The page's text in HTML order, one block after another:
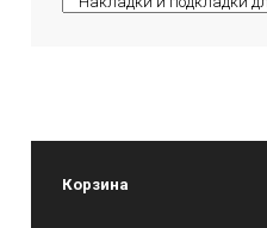
Корзина